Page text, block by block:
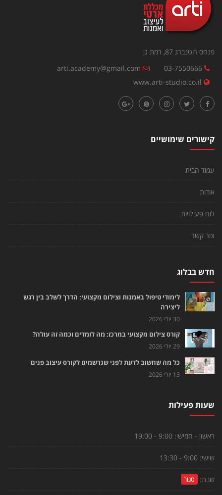
פנחס רוטנברג 87, רמת גן
03-7550666
arti.academy@gmail.com
www.arti-studio.co.il
קישורים שימושיים
עמוד הבית
אודות
לוח פעילויות
צור קשר
חדש בבלוג
לימודי טיפול באמנות וצילום מקצועי: הדרך לשלב בין רגש
ליצירה
30 יולי 2026
קורס צילום מקצועי במרכז: מה לומדים וכמה זה עולה?
29 יולי 2026
כל מה שחשוב לדעת לפני שנרשמים לקורס עיצוב פנים
13 יולי 2026
שעות פעילות
ראשון - חמישי: 9:00 - 19:00
שישי: 9:00 - 13:30
שבת: סגור